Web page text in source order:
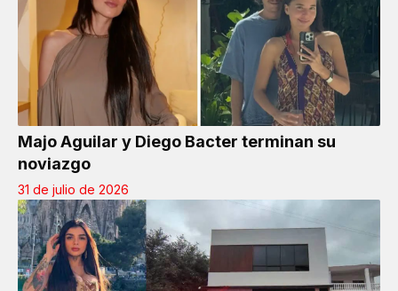
Majo Aguilar y Diego Bacter terminan su
noviazgo
31 de julio de 2026